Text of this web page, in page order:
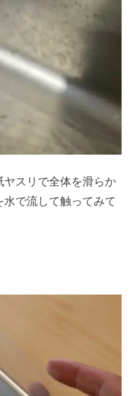
スリで全体を滑らか
で流して触ってみて